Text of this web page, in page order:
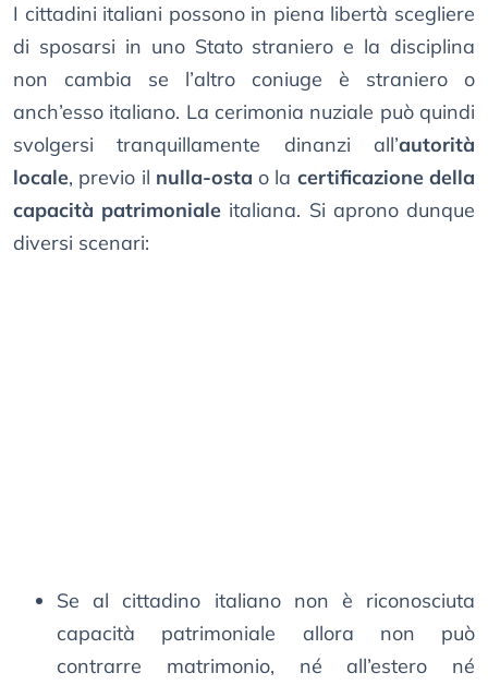
I cittadini italiani possono in piena libertà scegliere
di sposarsi in uno Stato straniero e la disciplina
non cambia se l’altro coniuge è straniero o
anch’esso italiano. La cerimonia nuziale può quindi
svolgersi tranquillamente dinanzi all’autorità
locale, previo il nulla-osta o la certificazione della
capacità patrimoniale italiana. Si aprono dunque
diversi scenari:
Se al cittadino italiano non è riconosciuta
capacità patrimoniale allora non può
contrarre matrimonio, né all’estero né